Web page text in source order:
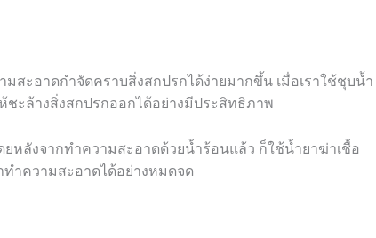
ะอาดกำจัดคราบสิ่งสกปรกได้ง่ายมากขึ้น เมื่อเราใช้ชุบน้ำ
ชะล้างสิ่งสกปรกออกได้อย่างมีประสิทธิภาพ
ยหลังจากทำความสะอาดด้วยน้ำร้อนแล้ว ก็ใช้น้ำยาฆ่าเชื้อ
ำความสะอาดได้อย่างหมดจด